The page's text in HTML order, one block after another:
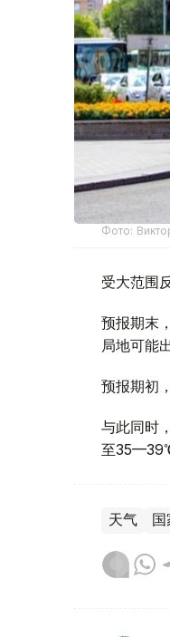
Фото:
受大范围
预报期末
局地可能
预报期初
与此同时
至
天气 国